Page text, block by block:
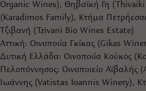
Organic Wines), Θηβαϊκή Γη
(Karadimos Family), Κτήμα
Τζιβανή (Tzivani Bio Wines Estate)
Αττική: Οινοποιία Γκίκας (Gikas
Δυτική Ελλάδα: Οινοποιία Κούκος
Πελοπόννησος: Οινοποιείο Αϊβαλής
Ιωάννης (Vatistas Ioannis Winery),